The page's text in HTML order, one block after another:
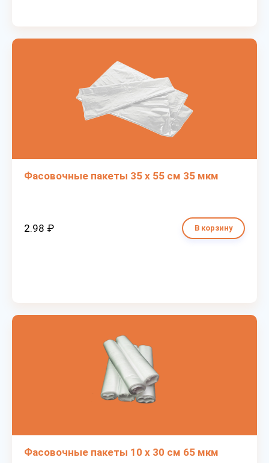
Фасовочные пакеты 35 х 55 см 35 мкм
2.98 ₽ В корзину
Фасовочные пакеты 10 х 30 см 65 мкм